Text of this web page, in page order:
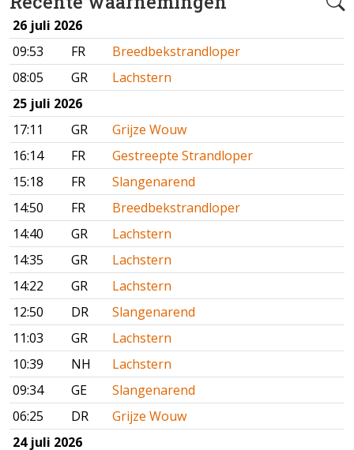
26 juli 2026
09:53
FR
Breedbekstrandloper
08:05
GR
Lachstern
25 juli 2026
17:11
GR
Grijze Wouw
16:14
FR
Gestreepte Strandloper
15:18
FR
Slangenarend
14:50
FR
Breedbekstrandloper
14:40
GR
Lachstern
14:35
GR
Lachstern
14:22
GR
Lachstern
12:50
DR
Slangenarend
11:03
GR
Lachstern
10:39
NH
Lachstern
09:34
GE
Slangenarend
06:25
DR
Grijze Wouw
24 juli 2026